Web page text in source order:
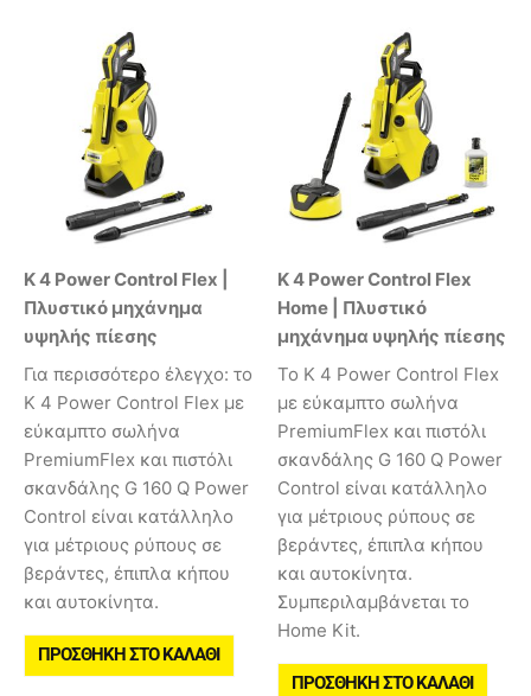
K 4 Power Control Flex |
Πλυστικό μηχάνημα
υψηλής πίεσης
Για περισσότερο έλεγχο: το
K 4 Power Control Flex με
εύκαμπτο σωλήνα
PremiumFlex και πιστόλι
σκανδάλης G 160 Q Power
Control είναι κατάλληλο
για μέτριους ρύπους σε
βεράντες, έπιπλα κήπου
και αυτοκίνητα.
ΠΡΟΣΘΉΚΗ ΣΤΟ ΚΑΛΆΘΙ
K 4 Power Control Flex
Home | Πλυστικό
μηχάνημα υψηλής πίεσης
Το K 4 Power Control Flex
με εύκαμπτο σωλήνα
PremiumFlex και πιστόλι
σκανδάλης G 160 Q Power
Control είναι κατάλληλο
για μέτριους ρύπους σε
βεράντες, έπιπλα κήπου
και αυτοκίνητα.
Συμπεριλαμβάνεται το
Home Kit.
ΠΡΟΣΘΉΚΗ ΣΤΟ ΚΑΛΆΘΙ